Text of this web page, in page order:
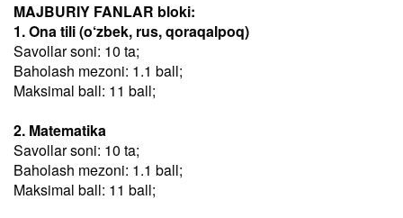
MAJBURIY FANLAR bloki:
1. Ona tili (o‘zbek, rus, qoraqalpoq)
Savollar soni: 10 ta;
Baholash mezoni: 1.1 ball;
Maksimal ball: 11 ball;
2. Matematika
Savollar soni: 10 ta;
Baholash mezoni: 1.1 ball;
Maksimal ball: 11 ball;